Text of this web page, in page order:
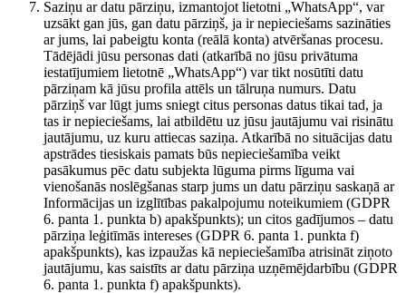
Saziņu ar datu pārziņu, izmantojot lietotni „WhatsApp“, var
uzsākt gan jūs, gan datu pārziņš, ja ir nepieciešams sazināties
ar jums, lai pabeigtu konta (reālā konta) atvēršanas procesu.
Tādējādi jūsu personas dati (atkarībā no jūsu privātuma
iestatījumiem lietotnē „WhatsApp“) var tikt nosūtīti datu
pārziņam kā jūsu profila attēls un tālruņa numurs. Datu
pārziņš var lūgt jums sniegt citus personas datus tikai tad, ja
tas ir nepieciešams, lai atbildētu uz jūsu jautājumu vai risinātu
jautājumu, uz kuru attiecas saziņa. Atkarībā no situācijas datu
apstrādes tiesiskais pamats būs nepieciešamība veikt
pasākumus pēc datu subjekta lūguma pirms līguma vai
vienošanās noslēgšanas starp jums un datu pārziņu saskaņā ar
Informācijas un izglītības pakalpojumu noteikumiem (GDPR
6. panta 1. punkta b) apakšpunkts); un citos gadījumos – datu
pārziņa leģitīmās intereses (GDPR 6. panta 1. punkta f)
apakšpunkts), kas izpaužas kā nepieciešamība atrisināt ziņoto
jautājumu, kas saistīts ar datu pārziņa uzņēmējdarbību (GDPR
6. panta 1. punkta f) apakšpunkts).